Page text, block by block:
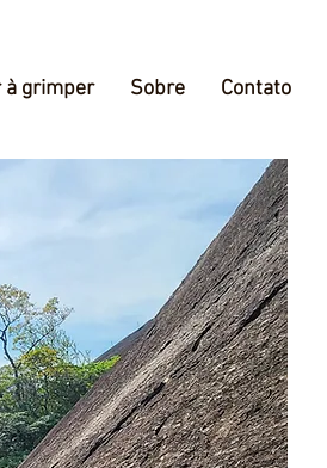
à grimper Sobre Contato